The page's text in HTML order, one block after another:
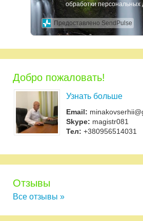
обработки персональных
Предоставлено SendPulse
Добро пожаловать!
Узнать больше
Email:
Skype: magistr081
Тел: +380956514031
Отзывы
Все отзывы »